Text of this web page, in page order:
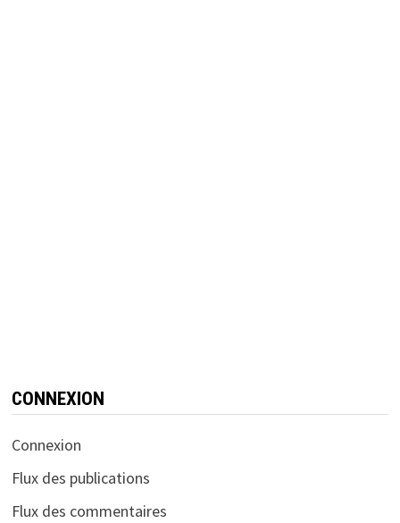
CONNEXION
Connexion
Flux des publications
Flux des commentaires